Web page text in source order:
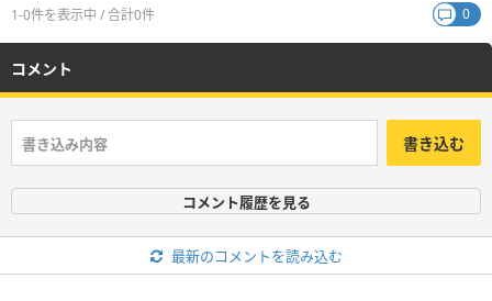
1-0件を表示中 / 合計0件 0
コメント
書き込む
コメント履歴を見る
最新のコメントを読み込む